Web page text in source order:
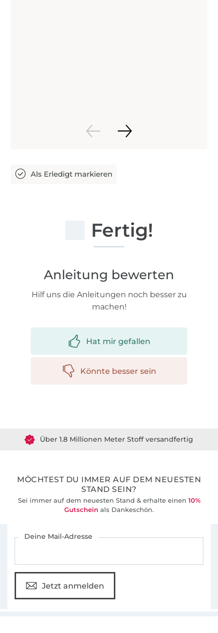
Fertig!
Anleitung bewerten
Hilf uns die Anleitungen noch besser zu
machen!
Hat mir gefallen
Könnte besser sein
Über 1.8 Millionen Meter Stoff versandfertig
36 Jahre Erfahrung
MÖCHTEST DU IMMER AUF DEM NEUESTEN
STAND SEIN?
Sei immer auf dem neuesten Stand & erhalte einen 10%
Gutschein als Dankeschön.
Deine Mail-Adresse
Jetzt anmelden